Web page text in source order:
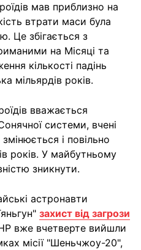
мав приблизно на
втрати маси була
Це збігається з
на Місяці та
кількості падінь
мільярдів років.
вважається
системи, вчені
і повільно
років. У майбутньому
зникнути.
астронавти
захист від загрози
вже вчетверте вийшли
місії "Шеньчжоу-20",